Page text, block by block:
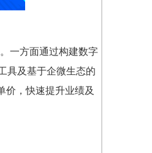
一方面通过构建数字
具及基于企微生态的
价，快速提升业绩及